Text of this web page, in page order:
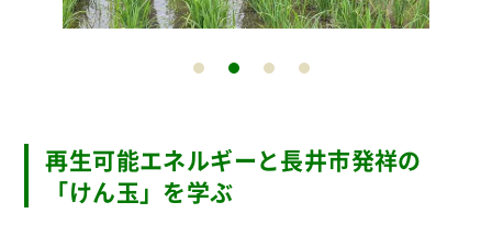
再生可能エネルギーと長井市発祥の
「けん玉」を学ぶ